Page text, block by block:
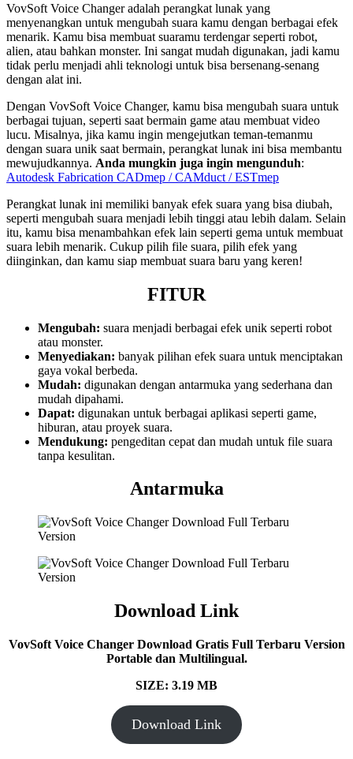
VovSoft Voice Changer adalah perangkat lunak yang
menyenangkan untuk mengubah suara kamu dengan berbagai efek
menarik. Kamu bisa membuat suaramu terdengar seperti robot,
alien, atau bahkan monster. Ini sangat mudah digunakan, jadi kamu
tidak perlu menjadi ahli teknologi untuk bisa bersenang-senang
dengan alat ini.
Dengan VovSoft Voice Changer, kamu bisa mengubah suara untuk
berbagai tujuan, seperti saat bermain game atau membuat video
lucu. Misalnya, jika kamu ingin mengejutkan teman-temanmu
dengan suara unik saat bermain, perangkat lunak ini bisa membantu
mewujudkannya. Anda mungkin juga ingin mengunduh:
Autodesk Fabrication CADmep / CAMduct / ESTmep
Perangkat lunak ini memiliki banyak efek suara yang bisa diubah,
seperti mengubah suara menjadi lebih tinggi atau lebih dalam. Selain
itu, kamu bisa menambahkan efek lain seperti gema untuk membuat
suara lebih menarik. Cukup pilih file suara, pilih efek yang
diinginkan, dan kamu siap membuat suara baru yang keren!
FITUR
Mengubah: suara menjadi berbagai efek unik seperti robot
atau monster.
Menyediakan: banyak pilihan efek suara untuk menciptakan
gaya vokal berbeda.
Mudah: digunakan dengan antarmuka yang sederhana dan
mudah dipahami.
Dapat: digunakan untuk berbagai aplikasi seperti game,
hiburan, atau proyek suara.
Mendukung: pengeditan cepat dan mudah untuk file suara
tanpa kesulitan.
Antarmuka
Download Link
VovSoft Voice Changer Download Gratis Full Terbaru Version
Portable dan Multilingual.
SIZE: 3.19 MB
Download Link